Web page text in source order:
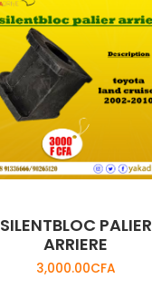
SILENTBLOC PALIER
ARRIERE
3,000.00CFA